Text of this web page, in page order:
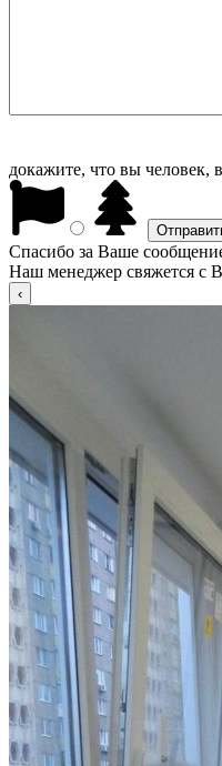
докажите, что вы человек,
Спасибо за Ваше
Наш менеджер свяжется с